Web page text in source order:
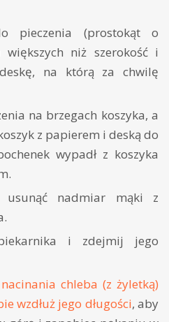
pieczenia (prostokąt o
niż szerokość i
na którą za chwilę
na brzegach koszyka, a
z papierem i deską do
wypadł z koszyka
nadmiar mąki z
i zdejmij jego
chleba (z żyletką)
wzdłuż jego długości, aby